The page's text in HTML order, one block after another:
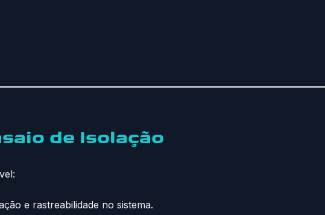
de Isolação
e rastreabilidade no sistema.